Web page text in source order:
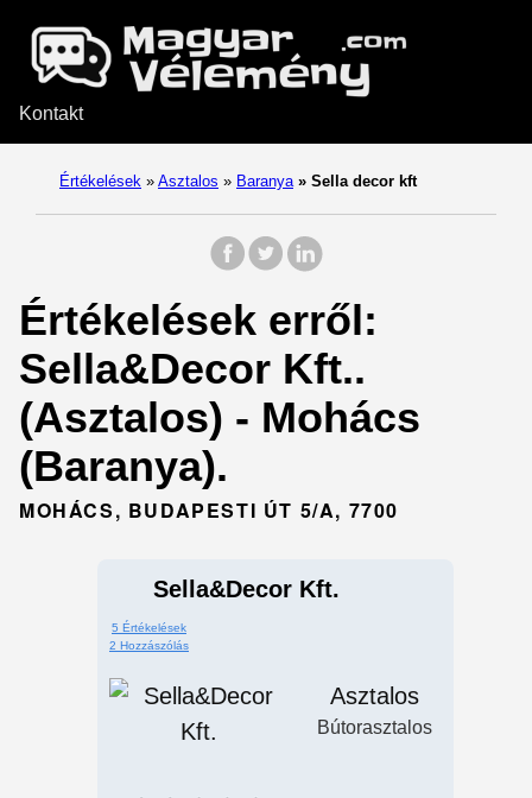
Kontakt
Értékelések » Asztalos » Baranya » Sella decor kft
Értékelések erről:
Sella&Decor Kft..
(Asztalos) - Mohács
(Baranya).
MOHÁCS, BUDAPESTI ÚT 5/A, 7700
Sella&Decor Kft.
5 Értékelések
2 Hozzászólás
Asztalos
Bútorasztalos